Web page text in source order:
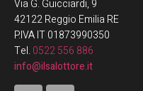
Via G. Guicciardi, 9
42122 Reggio Emilia RE
P.IVA IT 01873990350
Tel. 0522 556 886
info@ilsalottore.it